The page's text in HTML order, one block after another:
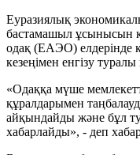
Еуразиялық
бастамашыл ұсынысын
одақ (ЕАЭО) елдерінде
кезеңімен енгізу
«Одаққа мүше
құралдарымен
айқындайды және бұл
хабарлайды», - деп